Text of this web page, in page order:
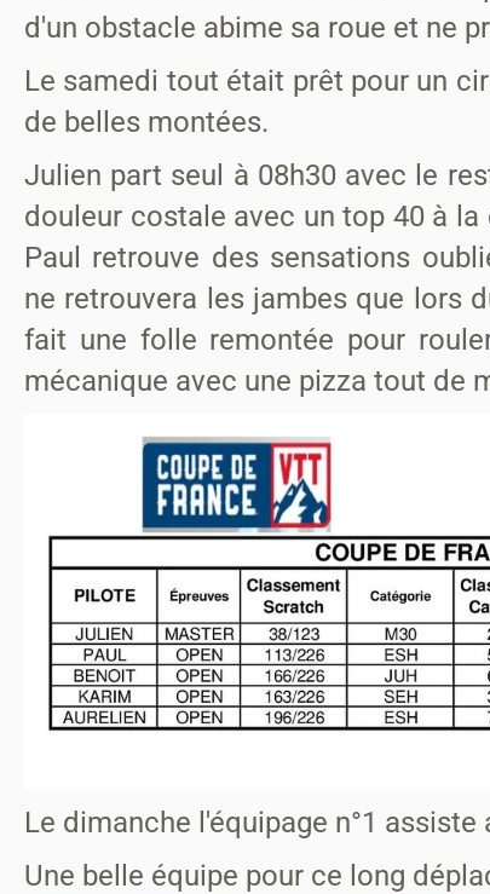
d'un obstacle abime sa roue et ne
Le samedi tout était prêt pour un
de belles montées.
Julien part seul à 08h30 avec le
douleur costale avec un top 40 à
Paul retrouve des sensations
ne retrouvera les jambes que lors
fait une folle remontée pour
mécanique avec une pizza tout de
Le dimanche l'équipage n°1
Une belle équipe pour ce long